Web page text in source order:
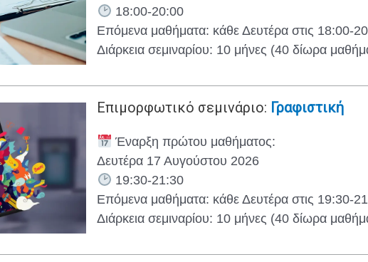
18:00-20:00
Επόμενα μαθήματα: κάθε Δευτέρα στις 18:00-
Διάρκεια σεμιναρίου: 10 μήνες (40 δίωρα
Επιμορφωτικό σεμινάριο: Γραφιστική
Έναρξη πρώτου μαθήματος:
Δευτέρα 17 Αυγούστου 2026
19:30-21:30
Επόμενα μαθήματα: κάθε Δευτέρα στις 19:30-
Διάρκεια σεμιναρίου: 10 μήνες (40 δίωρα